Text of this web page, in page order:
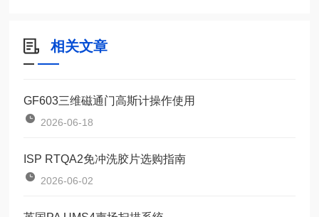
相关文章
GF603三维磁通门高斯计操作使用
2026-06-18
ISP RTQA2免冲洗胶片选购指南
2026-06-02